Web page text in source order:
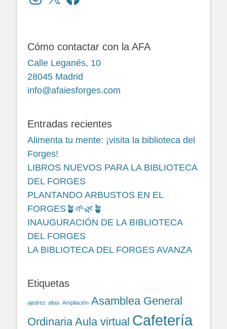
Cómo contactar con la AFA
Calle Leganés, 10
28045 Madrid
info@afaiesforges.com
Entradas recientes
Alimenta tu mente: ¡visita la biblioteca del
Forges!
LIBROS NUEVOS PARA LA BIBLIOTECA
DEL FORGES
PLANTANDO ARBUSTOS EN EL
FORGES🪴🌱🌿🪴
INAUGURACIÓN DE LA BIBLIOTECA
DEL FORGES
LA BIBLIOTECA DEL FORGES AVANZA
Etiquetas
ajedrez altas Ampliación Asamblea General
Ordinaria Aula virtual Cafetería